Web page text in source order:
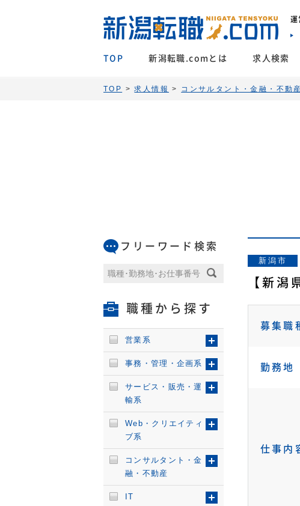
TOP 新潟転職.comとは 求人検索
TOP >求人情報 > コンサルタント・金融・不動産
新潟市
【新潟
募集職
勤務地
仕事内
フリーワード検索
職種から探す
営業系
事務・管理・企画系
サービス・販売・運
輸系
Web・クリエイティ
ブ系
コンサルタント・金
融・不動産
IT